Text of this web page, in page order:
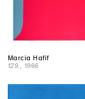
Marcia Hafif
129.
, 1966